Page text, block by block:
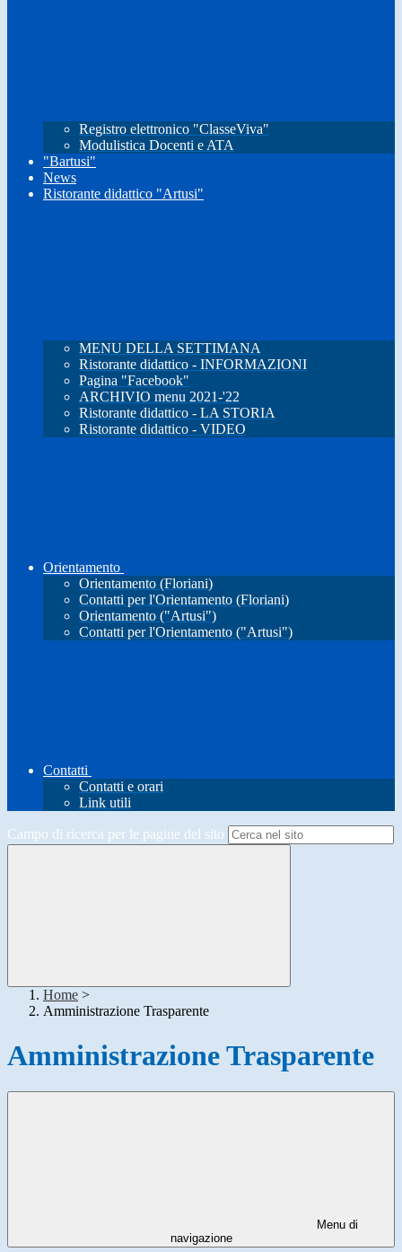
Registro elettronico "ClasseViva"
Modulistica Docenti e ATA
"Bartusi"
News
Ristorante didattico "Artusi"
MENU DELLA SETTIMANA
Ristorante didattico - INFORMAZIONI
Pagina "Facebook"
ARCHIVIO menu 2021-'22
Ristorante didattico - LA STORIA
Ristorante didattico - VIDEO
Orientamento
Orientamento (Floriani)
Contatti per l'Orientamento (Floriani)
Orientamento ("Artusi")
Contatti per l'Orientamento ("Artusi")
Contatti
Contatti e orari
Link utili
Campo di ricerca per le pagine del sito
Home >
Amministrazione Trasparente
Amministrazione Trasparente
Menu di
navigazione